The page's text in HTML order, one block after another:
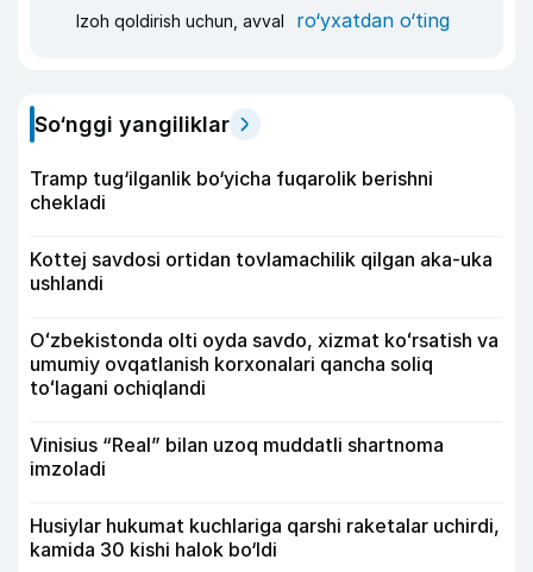
Izoh qoldirish uchun, avval ro‘yxatdan o‘ting
So‘nggi yangiliklar
Tramp tug‘ilganlik bo‘yicha fuqarolik berishni
chekladi
Kottej savdosi ortidan tovlamachilik qilgan aka-uka
ushlandi
Oʻzbekistonda olti oyda savdo, xizmat koʻrsatish va
umumiy ovqatlanish korxonalari qancha soliq
toʻlagani ochiqlandi
Vinisius “Real” bilan uzoq muddatli shartnoma
imzoladi
Husiylar hukumat kuchlariga qarshi raketalar uchirdi,
kamida 30 kishi halok bo‘ldi